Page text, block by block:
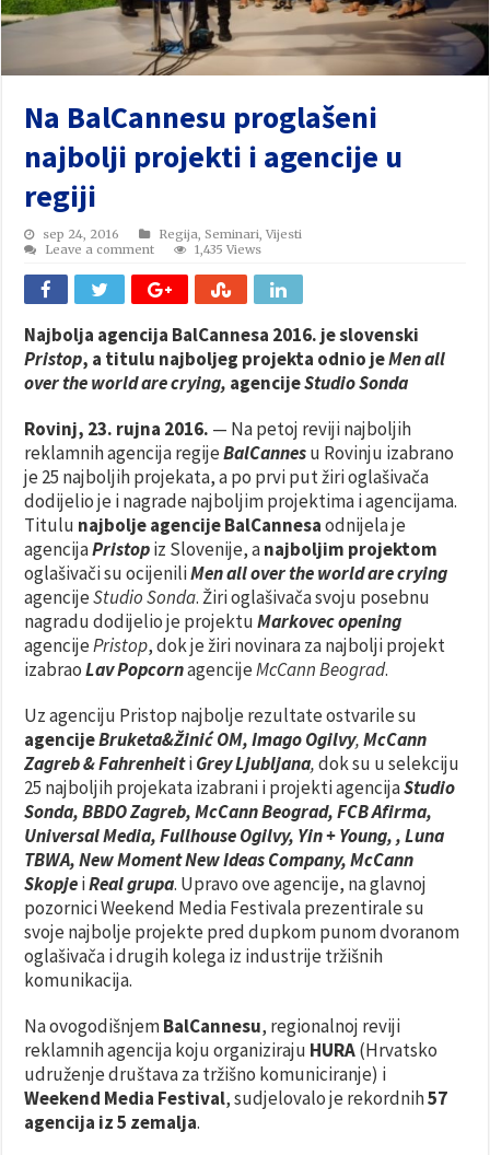
Na BalCannesu proglašeni
najbolji projekti i agencije u
regiji
sep 24, 2016 Regija,Seminari,Vijesti
Leave a comment
1,435 Views
Najbolja agencija BalCannesa 2016. je slovenski
Pristop, a titulu najboljeg projekta odnio jeMen all
over the world are crying, agencijeStudio Sonda
Rovinj, 23. rujna 2016. — Na petoj reviji najboljih
reklamnih agencija regijeBalCannesu Rovinju izabrano
je 25 najboljih projekata, a po prvi put žiri oglašivača
dodijelio je i nagrade najboljim projektima i agencijama.
Titulu najbolje agencije BalCannesaodnijela je
agencijaPristopiz Slovenije, anajboljim projektom
oglašivači su ocijeniliMen all over the world are crying
agencijeStudio Sonda. Žiri oglašivača svoju posebnu
nagradu dodijelio je projektuMarkovec opening
agencijePristop, dok je žiri novinara za najbolji projekt
izabraoLav PopcornagencijeMcCann Beograd.
Uz agenciju Pristop najbolje rezultate ostvarile su
agencijeBruketa&Žinić OM, Imago Ogilvy,McCann
Zagreb & FahrenheitiGrey Ljubljana,dok su u selekciju
25 najboljih projekata izabrani i projekti agencijaStudio
Sonda, BBDO Zagreb, McCann Beograd, FCB Afirma,
Universal Media, Fullhouse Ogilvy, Yin + Young,, Luna
TBWA, New Moment New Ideas Company, McCann
SkopjeiReal grupa. Upravo ove agencije, na glavnoj
pozornici Weekend Media Festivala prezentirale su
svoje najbolje projekte pred dupkom punom dvoranom
oglašivača i drugih kolega iz industrije tržišnih
komunikacija.
Na ovogodišnjemBalCannesu, regionalnoj reviji
reklamnih agencija koju organiziraju HURA(Hrvatsko
udruženje društava za tržišno komuniciranje) i
Weekend Media Festival, sudjelovalo je rekordnih57
agencija iz 5 zemalja.